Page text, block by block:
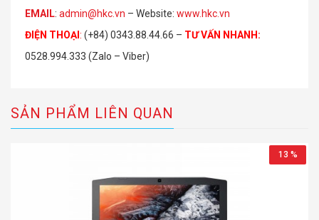
EMAIL: admin@hkc.vn – Website: www.hkc.vn
ĐIỆN THOẠI : (+84) 0343.88.44.66 – TƯ VẤN NHANH :
0528.994.333 (Zalo – Viber)
SẢN PHẨM LIÊN QUAN
13 %